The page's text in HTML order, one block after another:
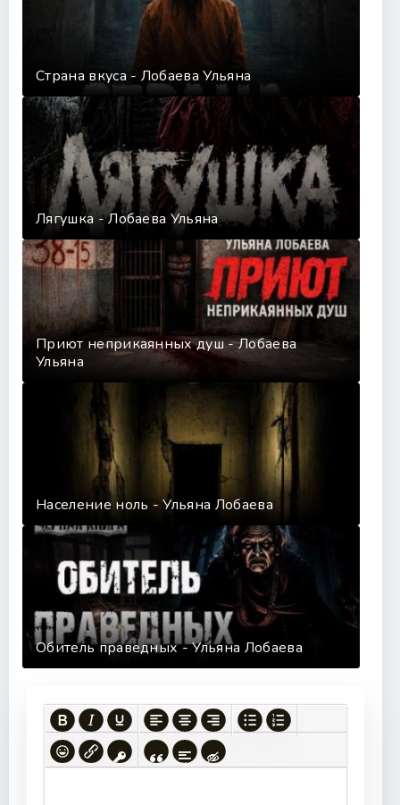
Страна вкуса - Лобаева Ульяна
Лягушка - Лобаева Ульяна
Приют неприкаянных душ - Лобаева
Ульяна
Население ноль - Ульяна Лобаева
Обитель праведных - Ульяна Лобаева